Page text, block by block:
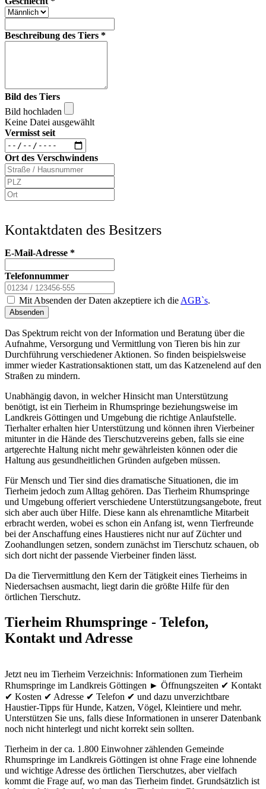
Beschreibung des Tiers *
Bild des Tiers
Bild hochladen
Keine Datei ausgewählt
Vermisst seit
Ort des Verschwindens
Kontaktdaten des Besitzers
E-Mail-Adresse *
Telefonnummer
Mit Absenden der Daten akzeptiere ich die AGB`s.
Absenden
Das Spektrum reicht von der Information und Beratung über die
Aufnahme, Versorgung und Vermittlung von Tieren bis hin zur
Durchführung verschiedener Aktionen. So finden beispielsweise
immer wieder Kastrationsaktionen statt, um das Katzenelend auf den
Straßen zu mindern.
Unabhängig davon, in welcher Hinsicht man Unterstützung
benötigt, ist ein Tierheim in Rhumspringe beziehungsweise im
Landkreis Göttingen und Umgebung die richtige Anlaufstelle.
Tierhalter erhalten hier Unterstützung und können ihren Vierbeiner
mitunter in die Hände des Tierschutzvereins geben, falls sie eine
artgerechte Haltung nicht mehr gewährleisten können oder die
Haltung aus gesundheitlichen Gründen aufgeben müssen.
Für Mensch und Tier sind dies dramatische Situationen, die im
Tierheim jedoch zum Alltag gehören. Das Tierheim Rhumspringe
und Umgebung offeriert verschiedene Unterstützungsangebote, freut
sich aber auch über Hilfe. Diese kann als ehrenamtliche Mitarbeit
erbracht werden, wobei es schon ein Anfang ist, wenn Tierfreunde
bei der Anschaffung eines Haustieres nicht nur auf Züchter und
Zoohandlungen setzen, sondern zunächst im Tierschutz schauen, ob
sich dort nicht der passende Vierbeiner finden lässt.
Da die Tiervermittlung den Kern der Tätigkeit eines Tierheims in
Niedersachsen ausmacht, liegt darin die größte Hilfe für den
örtlichen Tierschutz.
Tierheim Rhumspringe - Telefon,
Kontakt und Adresse
Jetzt neu im Tierheim Verzeichnis: Informationen zum Tierheim
Rhumspringe im Landkreis Göttingen ► Öffnungszeiten ✔ Kontakt
✔ Kosten ✔ Adresse ✔ Telefon ✔ und dazu unverzichtbare
Haustier-Tipps für Hunde, Katzen, Vögel, Kleintiere und mehr.
Unterstützen Sie uns, falls diese Informationen in unserer Datenbank
noch nicht hinterlegt und nicht korrekt sein sollten.
Tierheim in der ca. 1.800 Einwohner zählenden Gemeinde
Rhumspringe im Landkreis Göttingen ist ohne Frage eine lohnende
und wichtige Adresse des örtlichen Tierschutzes, aber vielfach
kommt die Frage auf, wo man das Tierheim findet. Grundsätzlich ist